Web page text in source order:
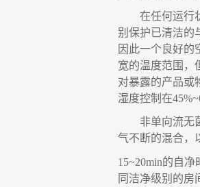
在任何运行
别保护已清洁的
因此一个良好的
宽的温度范围 ，
对暴露的产品或
湿度控制在45%~
非单向流无
气不断的混合，
15~20min的自净
同洁净级别的房